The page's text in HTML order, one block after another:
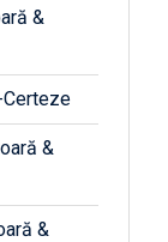
&
&
&